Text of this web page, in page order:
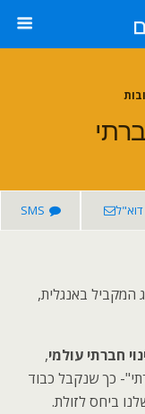
דוא"ל SMS
המקביל באנגלית,
חברתי עולמי,
כך שנקבל כבוד
ביחס לזולת.